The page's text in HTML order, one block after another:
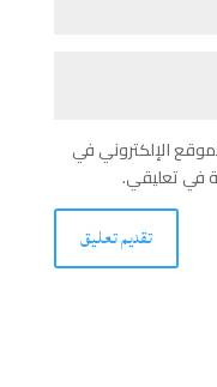
الإلكتروني في
في تعليقي.